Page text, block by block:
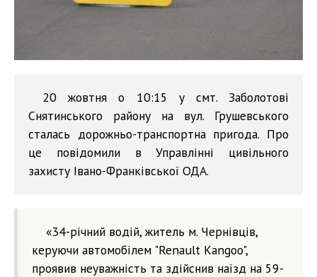
20 жовтня о 10:15 у смт. Заболотові
Снятинського району на вул. Грушевського
сталась дорожньо-транспортна пригода. Про
це повідомили в Управлінні цивільного
захисту Івано-Франківської ОДА.
«34-річний водій, житель м. Чернівців,
керуючи автомобілем "Renault Kangoo",
проявив неуважність та здійснив наїзд на 59-